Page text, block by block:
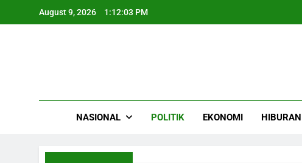
August 9, 2026 1:12:04 PM
NASIONAL POLITIK EKONOMI HIBURAN